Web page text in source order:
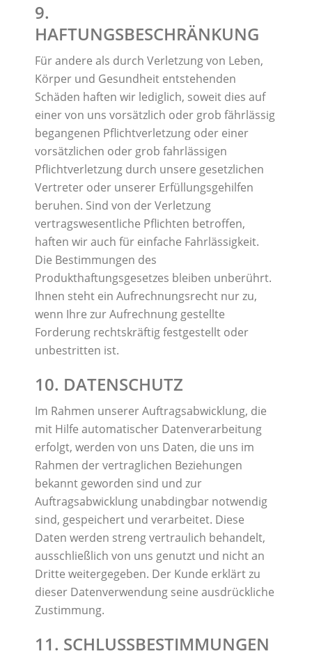
9.
HAFTUNGSBESCHRÄNKUNG
Für andere als durch Verletzung von Leben,
Körper und Gesundheit entstehenden
Schäden haften wir lediglich, soweit dies auf
einer von uns vorsätzlich oder grob fährlässig
begangenen Pflichtverletzung oder einer
vorsätzlichen oder grob fahrlässigen
Pflichtverletzung durch unsere gesetzlichen
Vertreter oder unserer Erfüllungsgehilfen
beruhen. Sind von der Verletzung
vertragswesentliche Pflichten betroffen,
haften wir auch für einfache Fahrlässigkeit.
Die Bestimmungen des
Produkthaftungsgesetzes bleiben unberührt.
Ihnen steht ein Aufrechnungsrecht nur zu,
wenn Ihre zur Aufrechnung gestellte
Forderung rechtskräftig festgestellt oder
unbestritten ist.
10. DATENSCHUTZ
Im Rahmen unserer Auftragsabwicklung, die
mit Hilfe automatischer Datenverarbeitung
erfolgt, werden von uns Daten, die uns im
Rahmen der vertraglichen Beziehungen
bekannt geworden sind und zur
Auftragsabwicklung unabdingbar notwendig
sind, gespeichert und verarbeitet. Diese
Daten werden streng vertraulich behandelt,
ausschließlich von uns genutzt und nicht an
Dritte weitergegeben. Der Kunde erklärt zu
dieser Datenverwendung seine ausdrückliche
Zustimmung.
11. SCHLUSSBESTIMMUNGEN